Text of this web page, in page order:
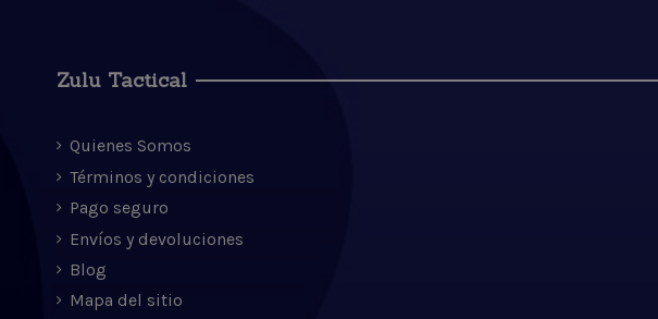
Zulu Tactical
Quienes Somos
Términos y condiciones
Pago seguro
Envíos y devoluciones
Blog
Mapa del sitio